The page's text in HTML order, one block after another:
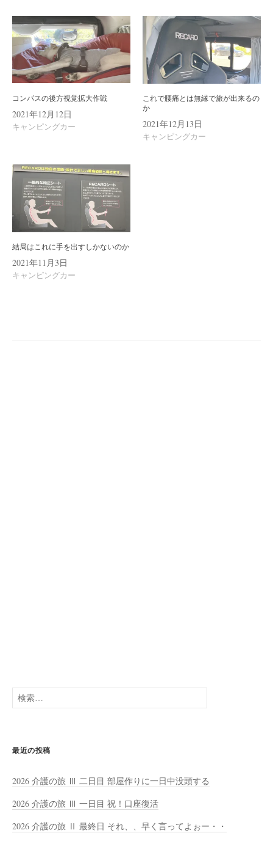
ョ
ン
コンパスの後方視覚拡大作戦
2021年12月12日
キャンピングカー
これで腰痛とは無縁で旅が出来るの
か
2021年12月13日
キャンピングカー
結局はこれに手を出すしかないのか
2021年11月3日
キャンピングカー
検
索:
最近の投稿
2026 介護の旅 Ⅲ 二日目 部屋作りに一日中没頭する
2026 介護の旅 Ⅲ 一日目 祝！口座復活
2026 介護の旅 Ⅱ 最終日 それ、、早く言ってよぉー・・